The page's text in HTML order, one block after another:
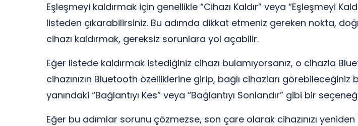
Eşleşmeyi kaldırmak için genellikle “Cihazı Kaldır” veya “Eşleşmeyi
listeden çıkarabilirsiniz. Bu adımda dikkat etmeniz gereken nokta,
cihazı kaldırmak, gereksiz sorunlara yol açabilir.
Eğer listede kaldırmak istediğiniz cihazı bulamıyorsanız, o cihazla
cihazınızın Bluetooth özelliklerine girip, bağlı cihazları
yanındaki “Bağlantıyı Kes” veya “Bağlantıyı Sonlandır” gibi bir
Eğer bu adımlar sorunu çözmezse, son çare olarak cihazınızı